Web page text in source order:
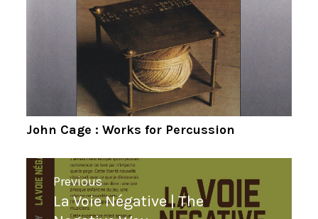
John Cage : Works for Percussion
Navigation
de
l’article
Previous
Previous
La Voie Négative | The